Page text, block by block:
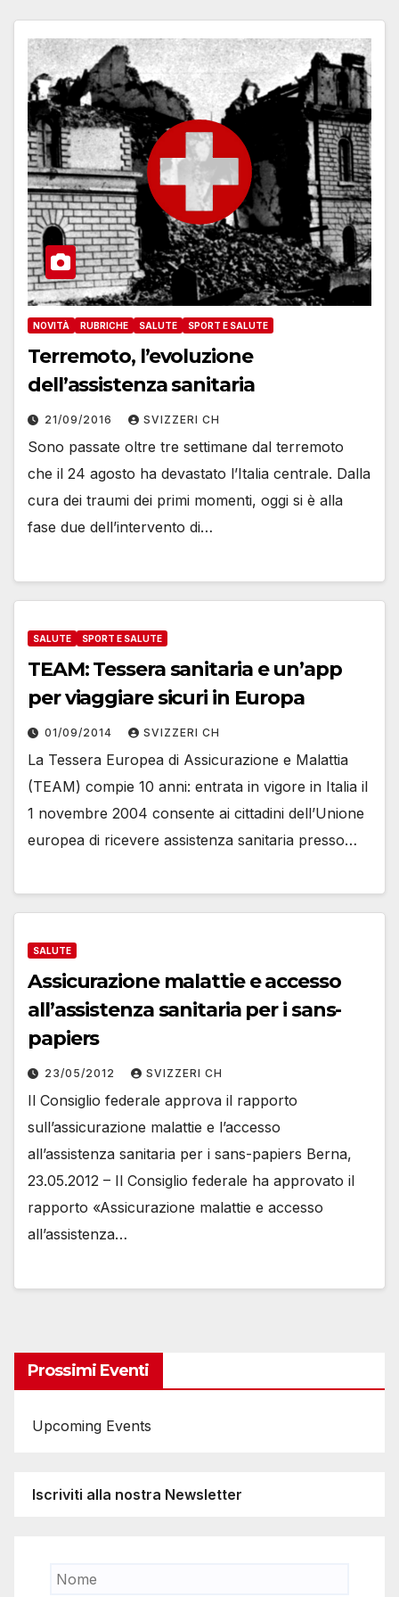
NOVITÀ RUBRICHE SALUTE SPORT E SALUTE
Terremoto, l’evoluzione
dell’assistenza sanitaria
21/09/2016 SVIZZERI CH
Sono passate oltre tre settimane dal terremoto
che il 24 agosto ha devastato l’Italia centrale. Dalla
cura dei traumi dei primi momenti, oggi si è alla
fase due dell’intervento di…
SALUTE SPORT E SALUTE
TEAM: Tessera sanitaria e un’app
per viaggiare sicuri in Europa
01/09/2014 SVIZZERI CH
La Tessera Europea di Assicurazione e Malattia
(TEAM) compie 10 anni: entrata in vigore in Italia il
1 novembre 2004 consente ai cittadini dell’Unione
europea di ricevere assistenza sanitaria presso…
SALUTE
Assicurazione malattie e accesso
all’assistenza sanitaria per i sans-
papiers
23/05/2012 SVIZZERI CH
Il Consiglio federale approva il rapporto
sull’assicurazione malattie e l’accesso
all’assistenza sanitaria per i sans-papiers Berna,
23.05.2012 – Il Consiglio federale ha approvato il
rapporto «Assicurazione malattie e accesso
all’assistenza…
Prossimi Eventi
Upcoming Events
Iscriviti alla nostra Newsletter